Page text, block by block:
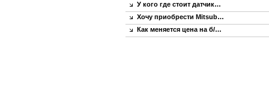
У кого где стоит датчик…
Хочу приобрести Mitsub…
Как меняется цена на б/…